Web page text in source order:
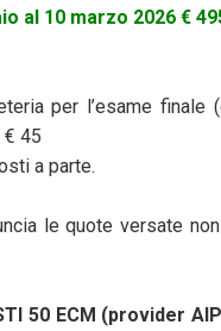
al 10 marzo 2026 €
per l’esame finale
€ 45
a parte.
le quote versate
50 ECM (provider